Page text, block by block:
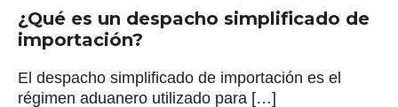
¿Qué es un despacho simplificado de
importación?
El despacho simplificado de importación es el
régimen aduanero utilizado para […]